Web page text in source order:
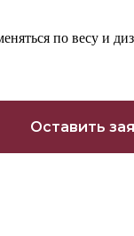
по весу и
Оставить